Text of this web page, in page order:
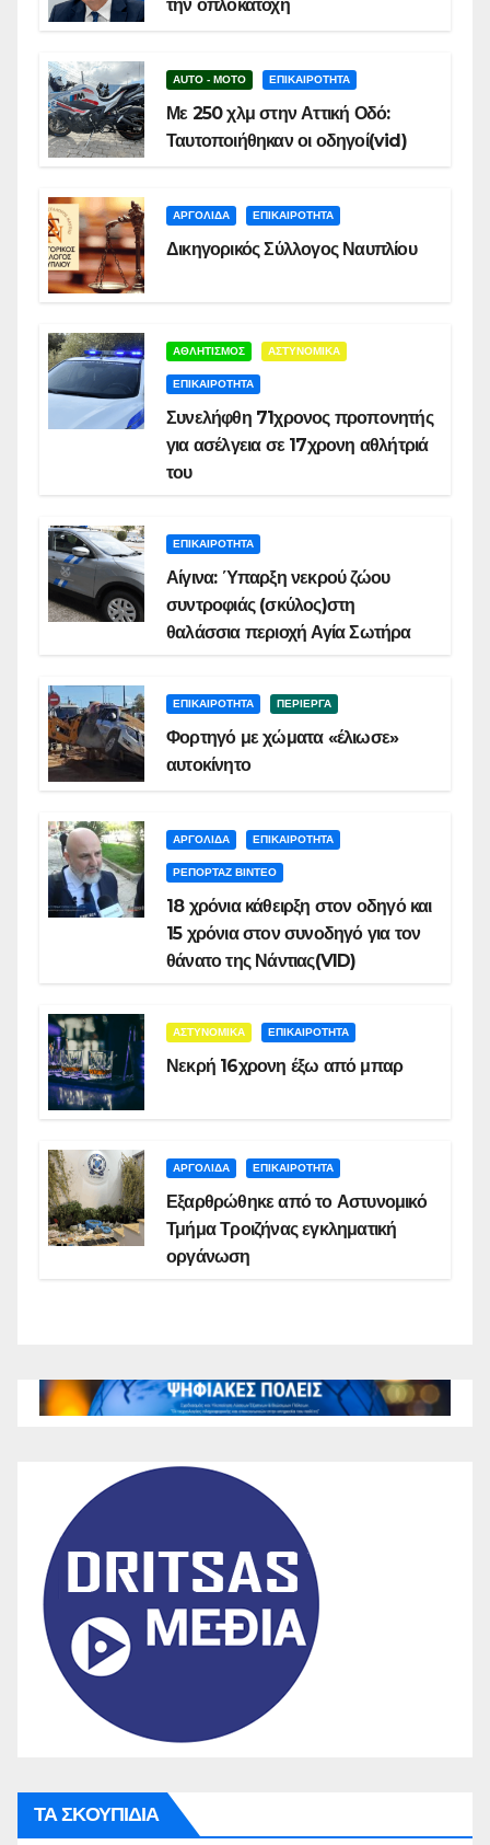
την οπλοκατοχή
AUTO - MOTO ΕΠΙΚΑΙΡΟΤΗΤΑ
Με 250 χλμ στην Αττική Οδό:
Ταυτοποιήθηκαν οι οδηγοί(vid)
ΑΡΓΟΛΙΔΑ ΕΠΙΚΑΙΡΟΤΗΤΑ
Δικηγορικός Σύλλογος Ναυπλίου
ΑΘΛΗΤΙΣΜΟΣ ΑΣΤΥΝΟΜΙΚΑ
ΕΠΙΚΑΙΡΟΤΗΤΑ
Συνελήφθη 71χρονος προπονητής
για ασέλγεια σε 17χρονη αθλήτριά
του
ΕΠΙΚΑΙΡΟΤΗΤΑ
Αίγινα: Ύπαρξη νεκρού ζώου
συντροφιάς (σκύλος)στη
θαλάσσια περιοχή Αγία Σωτήρα
ΕΠΙΚΑΙΡΟΤΗΤΑ ΠΕΡΙΕΡΓΑ
Φορτηγό με χώματα «έλιωσε»
αυτοκίνητο
ΑΡΓΟΛΙΔΑ ΕΠΙΚΑΙΡΟΤΗΤΑ
ΡΕΠΟΡΤΑΖ ΒΙΝΤΕΟ
18 χρόνια κάθειρξη στον οδηγό και
15 χρόνια στον συνοδηγό για τον
θάνατο της Νάντιας(VID)
ΑΣΤΥΝΟΜΙΚΑ ΕΠΙΚΑΙΡΟΤΗΤΑ
Νεκρή 16χρονη έξω από μπαρ
ΑΡΓΟΛΙΔΑ ΕΠΙΚΑΙΡΟΤΗΤΑ
Εξαρθρώθηκε από το Αστυνομικό
Τμήμα Τροιζήνας εγκληματική
οργάνωση
ΤΑ ΣΚΟΥΠΙΔΙΑ